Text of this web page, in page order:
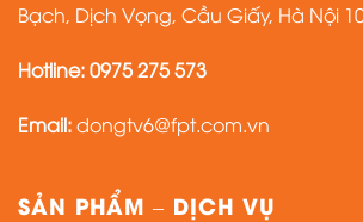
Bạch, Dịch Vọng, Cầu Giấy, Hà Nội
Hotline:0975 275 573
Email:dongtv6@fpt.com.vn
SẢN PHẨM – DỊCH VỤ